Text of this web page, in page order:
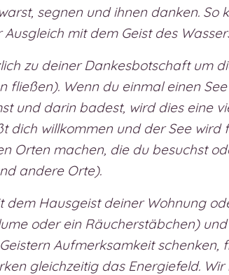
segnen und ihnen danken.
mit dem Geist des
zu deiner Dankesbotschaft um
fließen). Wenn du einmal einen
und darin badest, wird dies eine
dich willkommen und der See
Orten machen, die du besuchst
andere Orte).
dem Hausgeist deiner Wohnung
oder ein Räucherstäbchen)
Aufmerksamkeit schenken,
gleichzeitig das Energiefeld.